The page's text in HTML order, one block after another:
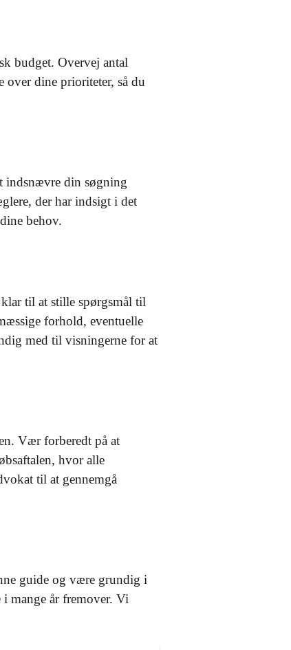
budget. Overvej antal
over dine prioriteter, så du
indsnævre din søgning
der har indsigt i det
behov.
til at stille spørgsmål til
forhold, eventuelle
med til visningerne for at
Vær forberedt på at
hvor alle
til at gennemgå
guide og være grundig i
mange år fremover. Vi